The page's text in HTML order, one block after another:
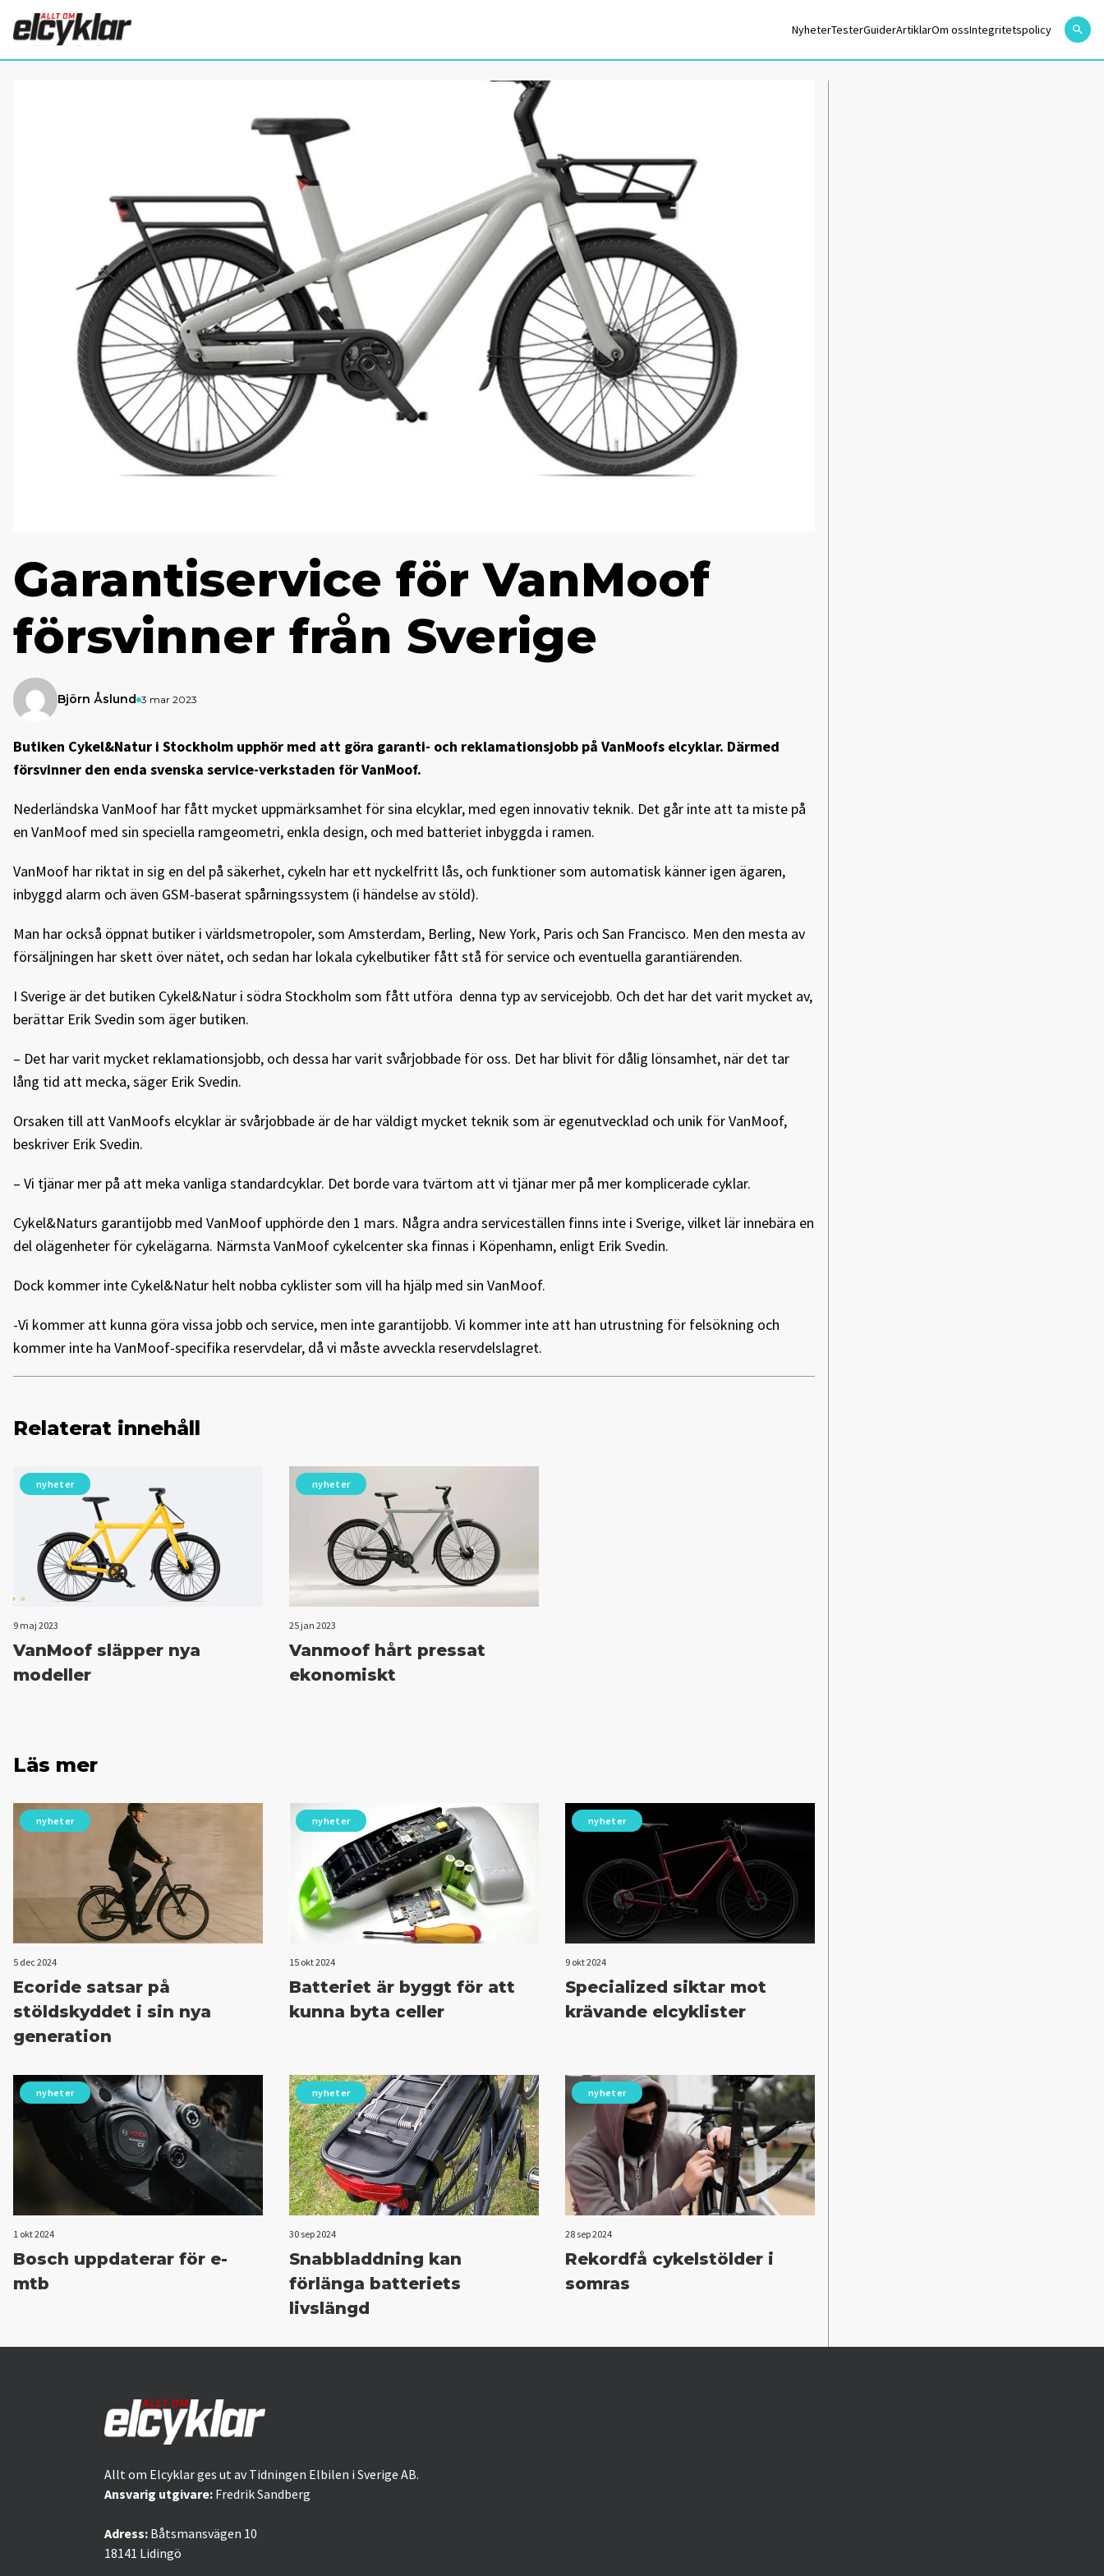
NyheterTesterGuiderArtiklarOm ossIntegritetspolicy
Garantiservice för VanMoof
försvinner från Sverige
Björn Åslund 3 mar 2023
Butiken Cykel&Natur i Stockholm upphör med att göra garanti- och reklamationsjobb på VanMoofs elcyklar. Därmed
försvinner den enda svenska service-verkstaden för VanMoof.
Nederländska VanMoof har fått mycket uppmärksamhet för sina elcyklar, med egen innovativ teknik. Det går inte att ta miste på
en VanMoof med sin speciella ramgeometri, enkla design, och med batteriet inbyggda i ramen.
VanMoof har riktat in sig en del på säkerhet, cykeln har ett nyckelfritt lås, och funktioner som automatisk känner igen ägaren,
inbyggd alarm och även GSM-baserat spårningssystem (i händelse av stöld).
Man har också öppnat butiker i världsmetropoler, som Amsterdam, Berling, New York, Paris och San Francisco. Men den mesta av
försäljningen har skett över nätet, och sedan har lokala cykelbutiker fått stå för service och eventuella garantiärenden.
I Sverige är det butiken Cykel&Natur i södra Stockholm som fått utföra denna typ av servicejobb. Och det har det varit mycket av,
berättar Erik Svedin som äger butiken.
– Det har varit mycket reklamationsjobb, och dessa har varit svårjobbade för oss. Det har blivit för dålig lönsamhet, när det tar
lång tid att mecka, säger Erik Svedin.
Orsaken till att VanMoofs elcyklar är svårjobbade är de har väldigt mycket teknik som är egenutvecklad och unik för VanMoof,
beskriver Erik Svedin.
– Vi tjänar mer på att meka vanliga standardcyklar. Det borde vara tvärtom att vi tjänar mer på mer komplicerade cyklar.
Cykel&Naturs garantijobb med VanMoof upphörde den 1 mars. Några andra serviceställen finns inte i Sverige, vilket lär innebära en
del olägenheter för cykelägarna. Närmsta VanMoof cykelcenter ska finnas i Köpenhamn, enligt Erik Svedin.
Dock kommer inte Cykel&Natur helt nobba cyklister som vill ha hjälp med sin VanMoof.
-Vi kommer att kunna göra vissa jobb och service, men inte garantijobb. Vi kommer inte att han utrustning för felsökning och
kommer inte ha VanMoof-specifika reservdelar, då vi måste avveckla reservdelslagret.
Relaterat innehåll
nyheter
9 maj 2023
VanMoof släpper nya
modeller
nyheter
25 jan 2023
Vanmoof hårt pressat
ekonomiskt
Läs mer
nyheter
5 dec 2024
Ecoride satsar på
stöldskyddet i sin nya
generation
nyheter
15 okt 2024
Batteriet är byggt för att
kunna byta celler
nyheter
9 okt 2024
Specialized siktar mot
krävande elcyklister
nyheter
1 okt 2024
Bosch uppdaterar för e-
mtb
nyheter
30 sep 2024
Snabbladdning kan
förlänga batteriets
livslängd
nyheter
28 sep 2024
Rekordfå cykelstölder i
somras
Allt om Elcyklar ges ut av Tidningen Elbilen i Sverige AB.
Ansvarig utgivare: Fredrik Sandberg
Adress: Båtsmansvägen 10
18141 Lidingö